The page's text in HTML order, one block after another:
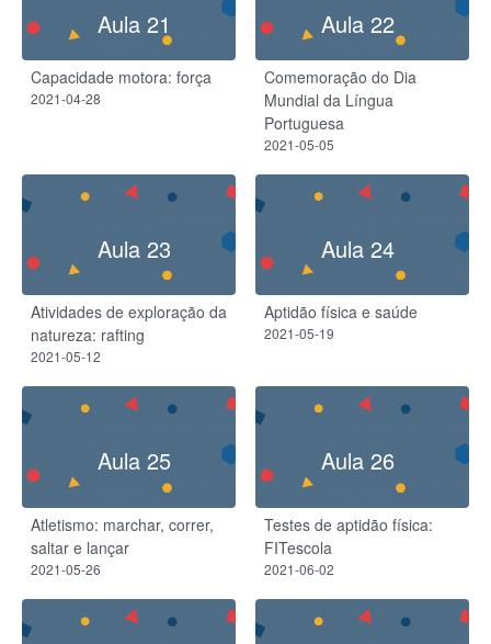
Aula 21
Capacidade motora: força
2021-04-28
Aula 22
Comemoração do Dia
Mundial da Língua
Portuguesa
2021-05-05
Aula 23
Atividades de exploração da
natureza: rafting
2021-05-12
Aula 24
Aptidão física e saúde
2021-05-19
Aula 25
Atletismo: marchar, correr,
saltar e lançar
2021-05-26
Aula 26
Testes de aptidão física:
FITescola
2021-06-02